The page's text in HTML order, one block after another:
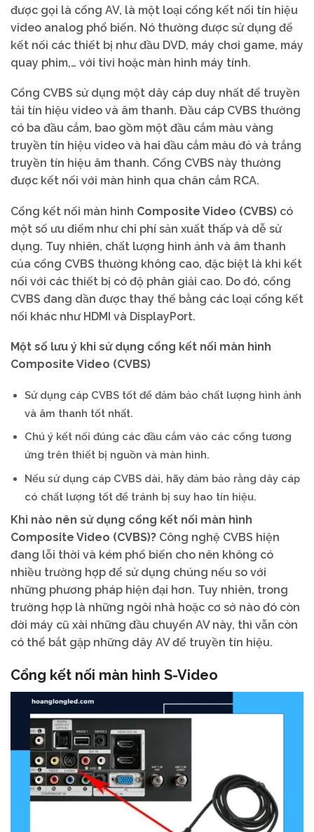
được gọi là cổng AV, là một loại cổng kết nối tín hiệu
video analog phổ biến. Nó thường được sử dụng để
kết nối các thiết bị như đầu DVD, máy chơi game, máy
quay phim,… với tivi hoặc màn hình máy tính.
Cổng CVBS sử dụng một dây cáp duy nhất để truyền
tải tín hiệu video và âm thanh. Đầu cáp CVBS thường
có ba đầu cắm, bao gồm một đầu cắm màu vàng
truyền tín hiệu video và hai đầu cắm màu đỏ và trắng
truyền tín hiệu âm thanh. Cổng CVBS này thường
được kết nối với màn hình qua chân cắm RCA.
Cổng kết nối màn hình Composite Video (CVBS) có
một số ưu điểm như chi phí sản xuất thấp và dễ sử
dụng. Tuy nhiên, chất lượng hình ảnh và âm thanh
của cổng CVBS thường không cao, đặc biệt là khi kết
nối với các thiết bị có độ phân giải cao. Do đó, cổng
CVBS đang dần được thay thế bằng các loại cổng kết
nối khác như HDMI và DisplayPort.
Một số lưu ý khi sử dụng cổng kết nối màn hình
Composite Video (CVBS)
Sử dụng cáp CVBS tốt để đảm bảo chất lượng hình ảnh
và âm thanh tốt nhất.
Chú ý kết nối đúng các đầu cắm vào các cổng tương
ứng trên thiết bị nguồn và màn hình.
Nếu sử dụng cáp CVBS dài, hãy đảm bảo rằng dây cáp
có chất lượng tốt để tránh bị suy hao tín hiệu.
Khi nào nên sử dụng cổng kết nối màn hình
Composite Video (CVBS)? Công nghệ CVBS hiện
đang lỗi thời và kém phổ biến cho nên không có
nhiều trường hợp để sử dụng chúng nếu so với
những phương pháp hiện đại hơn. Tuy nhiên, trong
trường hợp là những ngôi nhà hoặc cơ sở nào đó còn
đời máy cũ xài những đầu chuyển AV này, thì vẫn còn
có thể bắt gặp những dây AV để truyền tín hiệu.
Cổng kết nối màn hình S-Video